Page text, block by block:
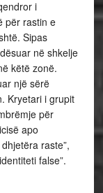
i
për rastin e
Sipas
në shkelje
këtë zonë.
një sërë
Kryetari i grupit
për
apo
raste”,
false”.